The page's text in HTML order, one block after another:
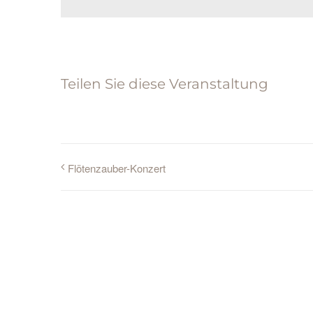
Teilen Sie diese Veranstaltung
Flötenzauber-Konzert